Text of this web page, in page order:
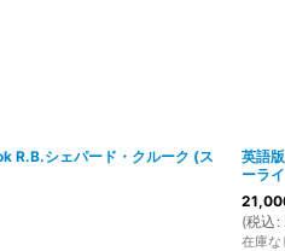
R.B.シェパード・クルーク (ス
英語
ーラ
(税込 :
在庫な